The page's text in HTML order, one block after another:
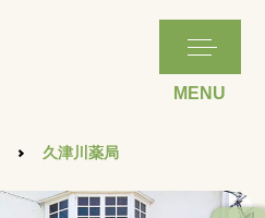
久津川薬局